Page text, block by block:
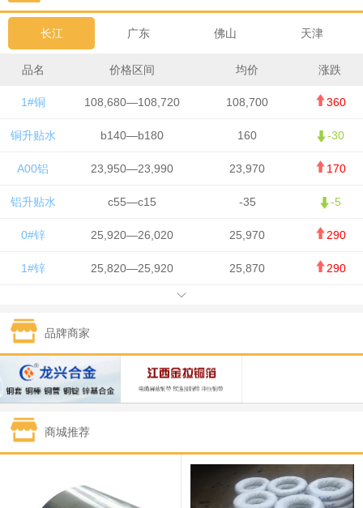
长江 广东 佛山 天津
品名 价格区间 均价 涨跌
1#铜 108,680—108,720 108,700 360
铜升贴水 b140—b180 160 -30
A00铝 23,950—23,990 23,970 170
铝升贴水 c55—c15 -35 -5
0#锌 25,920—26,020 25,970 290
1#锌 25,820—25,920 25,870 290
1#锡 434,000—436,000
1#镍 129,550—130,750
1#白银 15,100—15,110 15,105 -70
钯金
331,000 -10,000
89,000—95,000 92,000 1,000
品牌商家
商城推荐